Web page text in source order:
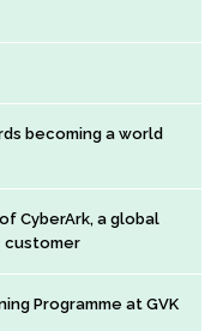
becoming a world
CyberArk, a global
customer
Programme at GVK